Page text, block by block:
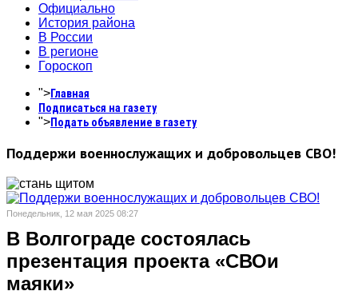
Официально
История района
В России
В регионе
Гороскоп
">Главная
Подписаться на газету
">Подать объявление в газету
Поддержи военнослужащих и добровольцев СВО!
Понедельник, 12 мая 2025 08:27
В Волгограде состоялась
презентация проекта «СВОи
маяки»